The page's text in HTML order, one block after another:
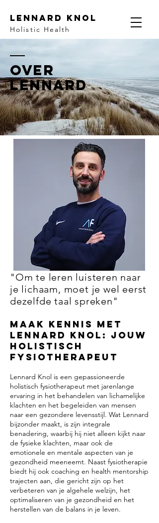
Lennard Knol
Holistic Health
Over
Lennard
"Om te leren luisteren naar
je lichaam, moet je wel eerst
dezelfde taal spreken"
Maak Kennis met
Lennard Knol: Jouw
Holistisch
Fysiotherapeut
Lennard Knol is een gepassioneerde
holistisch fysiotherapeut met jarenlange
ervaring in het behandelen van lichamelijke
klachten en het begeleiden van mensen
naar een gezondere levensstijl. Wat Lennard
bijzonder maakt, is zijn integrale
benadering, waarbij hij niet alleen kijkt naar
de fysieke klachten, maar ook de
emotionele en mentale aspecten van je
gezondheid meeneemt. Naast fysiotherapie
biedt hij ook coaching en health mentorship
trajecten aan, die gericht zijn op het
verbeteren van je algehele welzijn, het
optimaliseren van je gezondheid en het
herstellen van de balans in je leven.